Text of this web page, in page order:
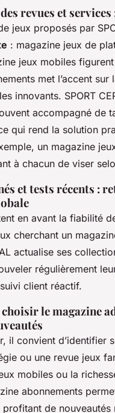
revues et
jeux proposés par
: magazine jeux de
jeux mobiles
met l’accent
innovants. SPORT
accompagné de
qui rend la solution
un magazine
à chacun de viser
et tests récents :
en avant la fiabilité
cherchant un
actualise ses
régulièrement
client réactif.
le magazine
il convient d’identifier
ou une revue jeux
mobiles ou la
abonnements
de nouveautés